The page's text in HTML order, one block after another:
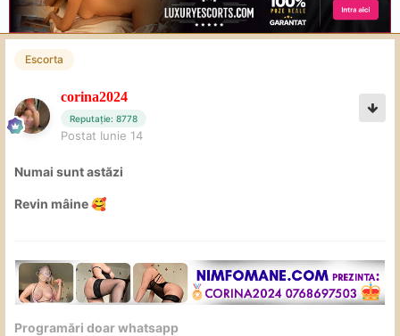
Escorta
corina2024
Reputație: 8778
Postat Iunie 14
Numai sunt astăzi
Revin mâine🥰
Programări doar whatsapp